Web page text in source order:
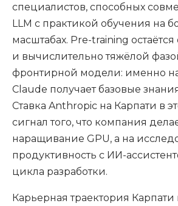
специалистов, способных
LLM с практикой обучения на
масштабах. Pre-training
и вычислительно тяжёлой
фронтирной модели: именно на
Claude получает базовые
Ставка Anthropic на Карпати в
сигнал того, что компания
наращивание GPU, а на
продуктивность с ИИ-
цикла разработки.
Карьерная траектория Карпати